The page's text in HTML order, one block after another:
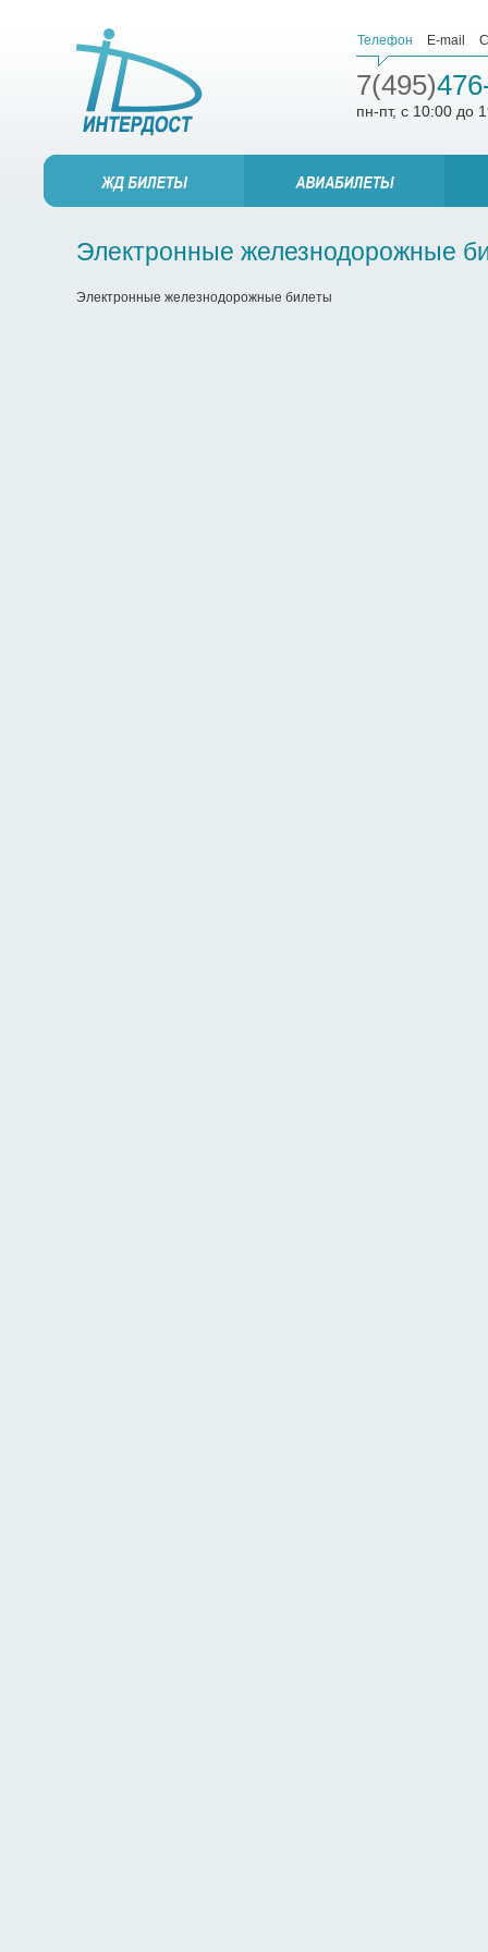
Телефон E-mail
7(495)
пн-пт, с 10:00 до
Электронные железнодорожные
Электронные железнодорожные билеты